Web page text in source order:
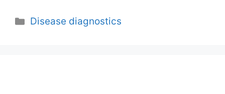
Categories
Disease diagnostics